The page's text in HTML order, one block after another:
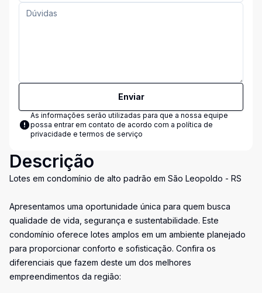
Enviar
As informações serão utilizadas para que a nossa equipe
possa entrar em contato de acordo com a política de
privacidade e termos de serviço
Descrição
Lotes em condomínio de alto padrão em São Leopoldo - RS
Apresentamos uma oportunidade única para quem busca
qualidade de vida, segurança e sustentabilidade. Este
condomínio oferece lotes amplos em um ambiente planejado
para proporcionar conforto e sofisticação. Confira os
diferenciais que fazem deste um dos melhores
empreendimentos da região: